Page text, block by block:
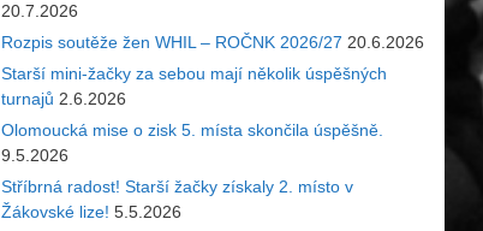
20.7.2026
Rozpis soutěže žen WHIL – ROČNK 2026/27 20.6.2026
Starší mini-žačky za sebou mají několik úspěšných
turnajů 2.6.2026
Olomoucká mise o zisk 5. místa skončila úspěšně.
9.5.2026
Stříbrná radost! Starší žačky získaly 2. místo v
Žákovské lize! 5.5.2026